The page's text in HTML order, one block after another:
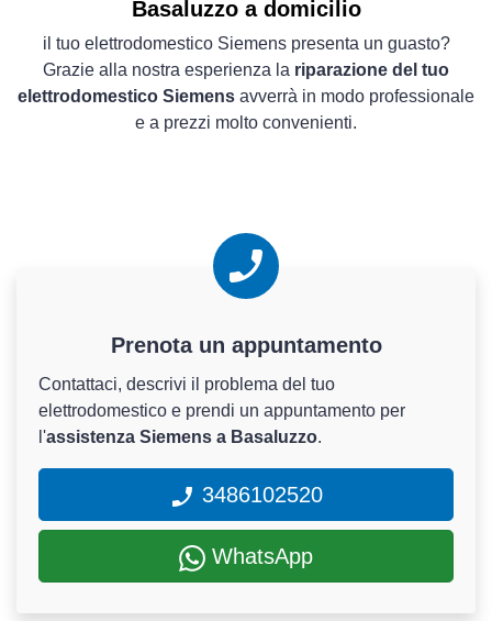
Basaluzzo a domicilio
il tuo elettrodomestico Siemens presenta un guasto?
Grazie alla nostra esperienza la riparazione del tuo
elettrodomestico Siemens avverrà in modo professionale
e a prezzi molto convenienti.
Prenota un appuntamento
Contattaci, descrivi il problema del tuo
elettrodomestico e prendi un appuntamento per
l'assistenza Siemens a Basaluzzo.
3486102520
WhatsApp